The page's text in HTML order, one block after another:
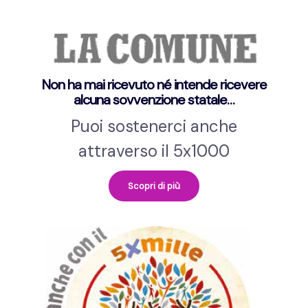
Non ha mai ricevuto né intende ricevere
alcuna sovvenzione statale…
Puoi sostenerci anche
attraverso il 5x1000
Scopri di più